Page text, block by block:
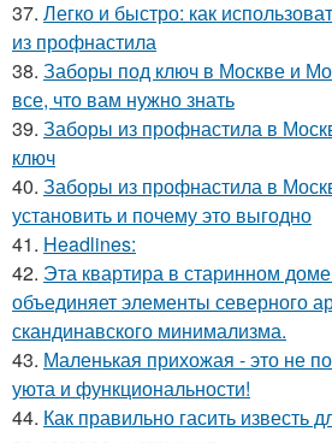
37. Легко и быстро: как
из профнастила
38. Заборы под ключ в Москве и
все, что вам нужно знать
39. Заборы из профнастила в
ключ
40. Заборы из профнастила в
установить и почему это выгодно
41. Headlines:
42. Эта квартира в старинном
объединяет элементы северного
скандинавского минимализма.
43. Маленькая прихожая - это не
уюта и функциональности!
44. Как правильно гасить известь